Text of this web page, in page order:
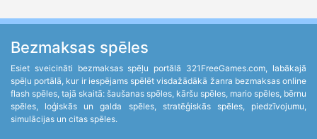
Bezmaksas spēles
Esiet sveicināti bezmaksas spēļu portālā 321FreeGames.com, labākajā
spēļu portālā, kur ir iespējams spēlēt visdažādākā žanra bezmaksas online
flash spēles, tajā skaitā: šaušanas spēles, kāršu spēles, mario spēles, bērnu
spēles, loģiskās un galda spēles, stratēģiskās spēles, piedzīvojumu,
simulācijas un citas spēles.